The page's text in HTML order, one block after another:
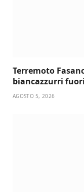
Terremoto
biancazzurri
AGOSTO 5, 2026